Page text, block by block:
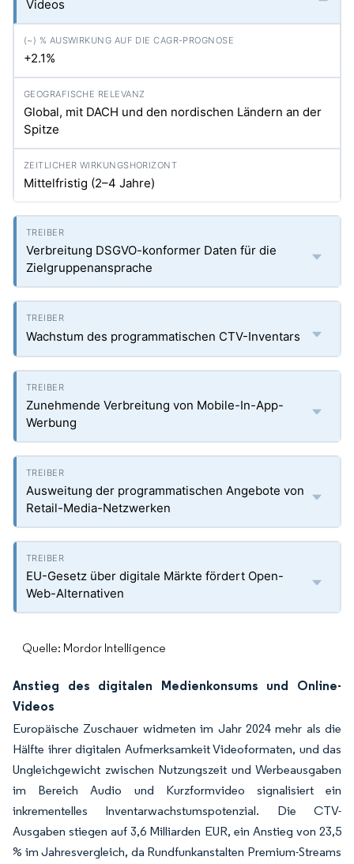
Videos
+2.1%
Global, mit DACH und den nordischen Ländern an der
Spitze
Mittelfristig (2–4 Jahre)
Verbreitung DSGVO-konformer Daten für die
Zielgruppenansprache
Wachstum des programmatischen CTV-Inventars
Zunehmende Verbreitung von Mobile-In-App-
Werbung
Ausweitung der programmatischen Angebote von
Retail-Media-Netzwerken
EU-Gesetz über digitale Märkte fördert Open-
Web-Alternativen
Quelle: Mordor Intelligence
Anstieg des digitalen Medienkonsums und Online-
Videos
Europäische Zuschauer widmeten im Jahr 2024 mehr als die
Hälfte ihrer digitalen Aufmerksamkeit Videoformaten, und das
Ungleichgewicht zwischen Nutzungszeit und Werbeausgaben
im Bereich Audio und Kurzformvideo signalisiert ein
inkrementelles Inventarwachstumspotenzial. Die CTV-
Ausgaben stiegen auf 3,6 Milliarden EUR, ein Anstieg von 23,5
% im Jahresvergleich, da Rundfunkanstalten Premium-Streams